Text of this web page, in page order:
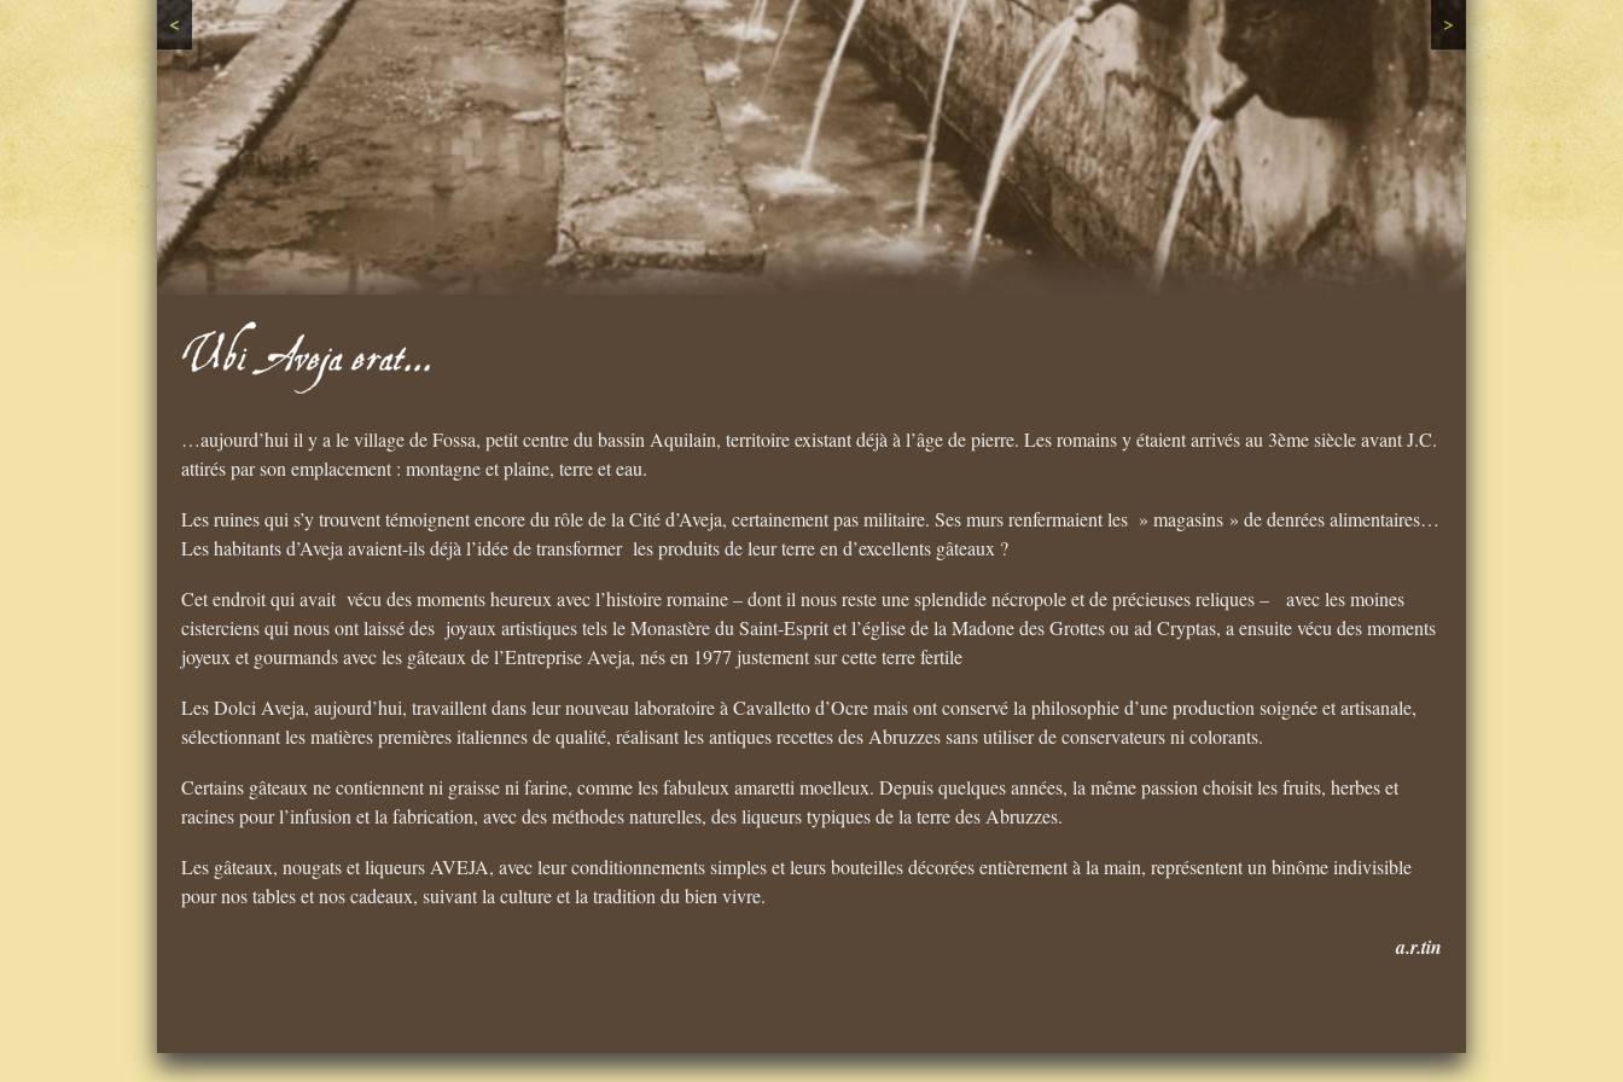
< >
…aujourd’hui il y a le village de Fossa, petit centre du bassin Aquilain, territoire existant déjà à l’âge de pierre. Les romains y étaient arrivés au 3ème siècle avant J.C.
attirés par son emplacement : montagne et plaine, terre et eau.
Les ruines qui s’y trouvent témoignent encore du rôle de la Cité d’Aveja, certainement pas militaire. Ses murs renfermaient les » magasins » de denrées alimentaires…
Les habitants d’Aveja avaient-ils déjà l’idée de transformer les produits de leur terre en d’excellents gâteaux ?
Cet endroit qui avait vécu des moments heureux avec l’histoire romaine – dont il nous reste une splendide nécropole et de précieuses reliques – avec les moines
cisterciens qui nous ont laissé des joyaux artistiques tels le Monastère du Saint-Esprit et l’église de la Madone des Grottes ou ad Cryptas, a ensuite vécu des moments
joyeux et gourmands avec les gâteaux de l’Entreprise Aveja, nés en 1977 justement sur cette terre fertile
Les Dolci Aveja, aujourd’hui, travaillent dans leur nouveau laboratoire à Cavalletto d’Ocre mais ont conservé la philosophie d’une production soignée et artisanale,
sélectionnant les matières premières italiennes de qualité, réalisant les antiques recettes des Abruzzes sans utiliser de conservateurs ni colorants.
Certains gâteaux ne contiennent ni graisse ni farine, comme les fabuleux amaretti moelleux. Depuis quelques années, la même passion choisit les fruits, herbes et
racines pour l’infusion et la fabrication, avec des méthodes naturelles, des liqueurs typiques de la terre des Abruzzes.
Les gâteaux, nougats et liqueurs AVEJA, avec leur conditionnements simples et leurs bouteilles décorées entièrement à la main, représentent un binôme indivisible
pour nos tables et nos cadeaux, suivant la culture et la tradition du bien vivre.
a.r.tin